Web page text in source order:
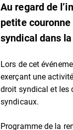
Au regard de
petite
syndical dans
Lors de cet
exerçant une
droit syndical et les
syndicaux.
Programme de la